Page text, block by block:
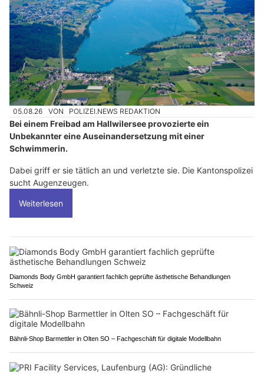
05.08.26 VON POLIZEI.NEWS REDAKTION
Bei einem Freibad am Hallwilersee provozierte ein
Unbekannter eine Auseinandersetzung mit einer
Schwimmerin.
Dabei griff er sie tätlich an und verletzte sie. Die Kantonspolizei
sucht Augenzeugen.
Weiterlesen
Diamonds Body GmbH garantiert fachlich geprüfte ästhetische Behandlungen
Schweiz
Bähnli-Shop Barmettler in Olten SO – Fachgeschäft für digitale Modellbahn